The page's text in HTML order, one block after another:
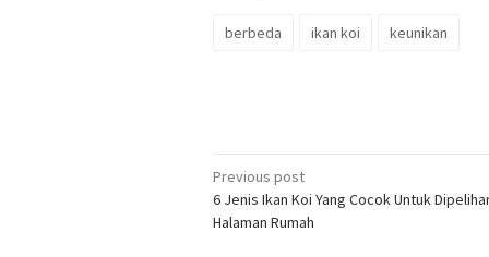
berbeda ikan koi keunikan
Post
navigation
Previous post
6 Jenis Ikan Koi Yang Cocok Untuk
Halaman Rumah